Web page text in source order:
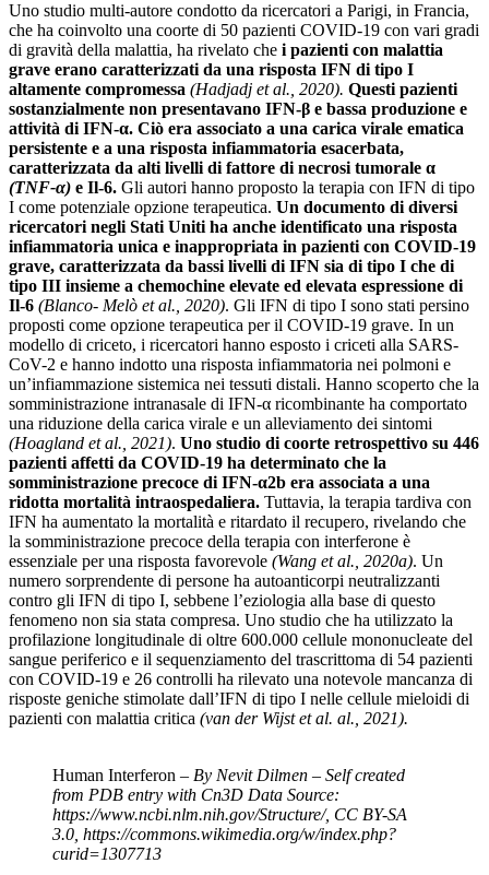
Uno studio multi-autore condotto da ricercatori a Parigi, in Francia,
che ha coinvolto una coorte di 50 pazienti COVID-19 con vari gradi
di gravità della malattia, ha rivelato che i pazienti con malattia
grave erano caratterizzati da una risposta IFN di tipo I
altamente compromessa (Hadjadj et al., 2020). Questi pazienti
sostanzialmente non presentavano IFN-β e bassa produzione e
attività di IFN-α. Ciò era associato a una carica virale ematica
persistente e a una risposta infiammatoria esacerbata,
caratterizzata da alti livelli di fattore di necrosi tumorale α
(TNF-α) e Il-6. Gli autori hanno proposto la terapia con IFN di tipo
I come potenziale opzione terapeutica. Un documento di diversi
ricercatori negli Stati Uniti ha anche identificato una risposta
infiammatoria unica e inappropriata in pazienti con COVID-19
grave, caratterizzata da bassi livelli di IFN sia di tipo I che di
tipo III insieme a chemochine elevate ed elevata espressione di
Il-6 (Blanco- Melò et al., 2020). Gli IFN di tipo I sono stati persino
proposti come opzione terapeutica per il COVID-19 grave. In un
modello di criceto, i ricercatori hanno esposto i criceti alla SARS-
CoV-2 e hanno indotto una risposta infiammatoria nei polmoni e
un’infiammazione sistemica nei tessuti distali. Hanno scoperto che la
somministrazione intranasale di IFN-α ricombinante ha comportato
una riduzione della carica virale e un alleviamento dei sintomi
(Hoagland et al., 2021). Uno studio di coorte retrospettivo su 446
pazienti affetti da COVID-19 ha determinato che la
somministrazione precoce di IFN-α2b era associata a una
ridotta mortalità intraospedaliera. Tuttavia, la terapia tardiva con
IFN ha aumentato la mortalità e ritardato il recupero, rivelando che
la somministrazione precoce della terapia con interferone è
essenziale per una risposta favorevole (Wang et al., 2020a). Un
numero sorprendente di persone ha autoanticorpi neutralizzanti
contro gli IFN di tipo I, sebbene l’eziologia alla base di questo
fenomeno non sia stata compresa. Uno studio che ha utilizzato la
profilazione longitudinale di oltre 600.000 cellule mononucleate del
sangue periferico e il sequenziamento del trascrittoma di 54 pazienti
con COVID-19 e 26 controlli ha rilevato una notevole mancanza di
risposte geniche stimolate dall’IFN di tipo I nelle cellule mieloidi di
pazienti con malattia critica (van der Wijst et al. al., 2021).
Human Interferon – By Nevit Dilmen – Self created
from PDB entry with Cn3D Data Source:
https://www.ncbi.nlm.nih.gov/Structure/, CC BY-SA
3.0, https://commons.wikimedia.org/w/index.php?
curid=1307713